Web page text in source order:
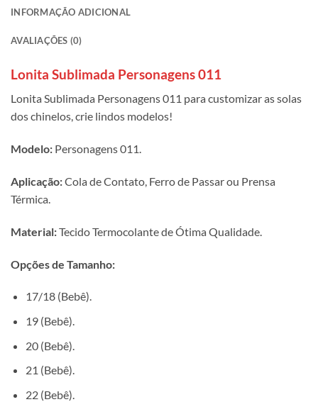
INFORMAÇÃO ADICIONAL
AVALIAÇÕES (0)
Lonita Sublimada Personagens 011
Lonita Sublimada Personagens 011 para customizar as solas
dos chinelos, crie lindos modelos!
Modelo: Personagens 011.
Aplicação:Cola de Contato, Ferro de Passar ou Prensa
Térmica.
Material:Tecido Termocolante de Ótima Qualidade.
Opções de Tamanho:
17/18 (Bebê).
19 (Bebê).
20 (Bebê).
21 (Bebê).
22 (Bebê).